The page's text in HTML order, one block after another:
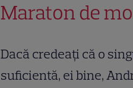
Maraton de
Dacă credeați că o
suficientă, ei bine,